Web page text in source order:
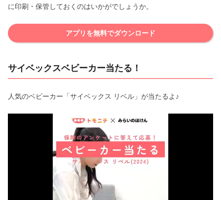
に印刷・保管しておくのはいかがでしょうか。
アプリを無料でダウンロード
サイベックスベビーカー当たる！
人気のベビーカー「サイベックス リベル」が当たるよ♪